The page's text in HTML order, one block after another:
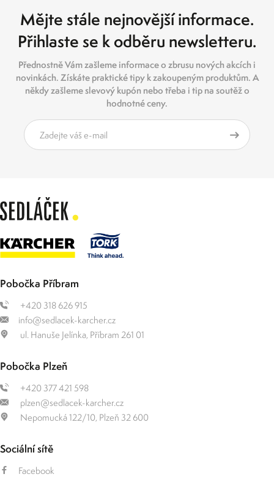
Mějte stále nejnovější informace.
Přihlaste se k odběru newsletteru.
Přednostně Vám zašleme informace o zbrusu nových akcích i
novinkách. Získáte praktické tipy k zakoupeným produktům. A
někdy zašleme slevový kupón nebo třeba i tip na soutěž o
hodnotné ceny.
Pobočka Příbram
+420 318 626 915
info@sedlacek-karcher.cz
ul. Hanuše Jelínka, Příbram 261 01
Pobočka Plzeň
+420 377 421 598
plzen@sedlacek-karcher.cz
Nepomucká 122/10, Plzeň 32 600
Sociální sítě
Facebook